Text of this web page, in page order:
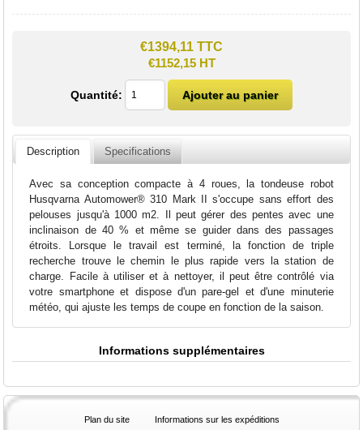
€1394,11 TTC
€1152,15 HT
Quantité:
Description Specifications
Avec sa conception compacte à 4 roues, la tondeuse robot
Husqvarna Automower® 310 Mark II s'occupe sans effort des
pelouses jusqu'à 1000 m2. Il peut gérer des pentes avec une
inclinaison de 40 % et même se guider dans des passages
étroits. Lorsque le travail est terminé, la fonction de triple
recherche trouve le chemin le plus rapide vers la station de
charge. Facile à utiliser et à nettoyer, il peut être contrôlé via
votre smartphone et dispose d'un pare-gel et d'une minuterie
météo, qui ajuste les temps de coupe en fonction de la saison.
Informations supplémentaires
Plan du site Informations sur les expéditions